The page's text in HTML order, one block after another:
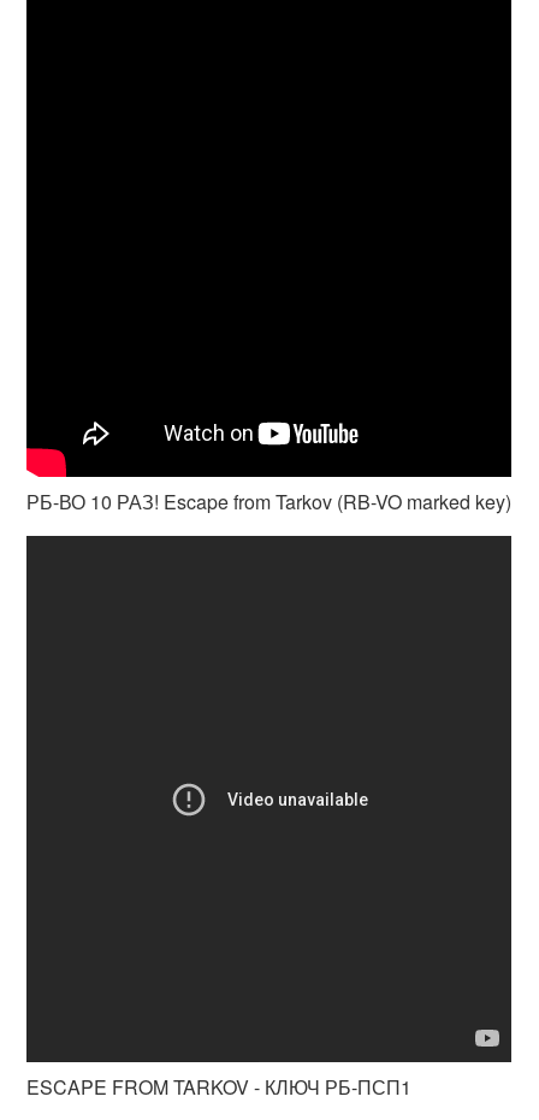
РБ-ВО 10 РАЗ! Escape from Tarkov (RB-VO marked key)
ESCAPE FROM TARKOV - КЛЮЧ РБ-ПСП1